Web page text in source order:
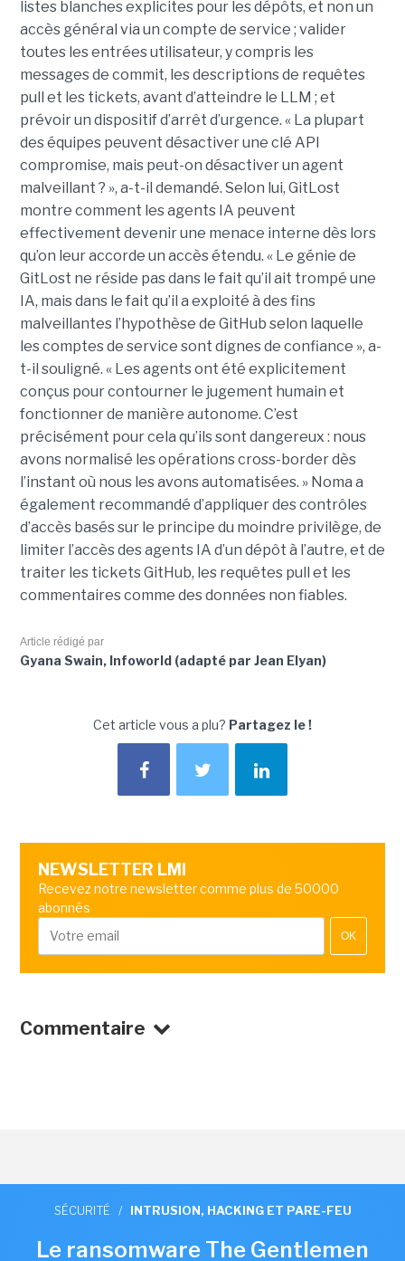
listes blanches explicites pour les dépôts, et non un
accès général via un compte de service ; valider
toutes les entrées utilisateur, y compris les
messages de commit, les descriptions de requêtes
pull et les tickets, avant d’atteindre le LLM ; et
prévoir un dispositif d’arrêt d’urgence. « La plupart
des équipes peuvent désactiver une clé API
compromise, mais peut-on désactiver un agent
malveillant ? », a-t-il demandé. Selon lui, GitLost
montre comment les agents IA peuvent
effectivement devenir une menace interne dès lors
qu’on leur accorde un accès étendu. « Le génie de
GitLost ne réside pas dans le fait qu’il ait trompé une
IA, mais dans le fait qu’il a exploité à des fins
malveillantes l’hypothèse de GitHub selon laquelle
les comptes de service sont dignes de confiance », a-
t-il souligné. « Les agents ont été explicitement
conçus pour contourner le jugement humain et
fonctionner de manière autonome. C’est
précisément pour cela qu’ils sont dangereux : nous
avons normalisé les opérations cross-border dès
l’instant où nous les avons automatisées. » Noma a
également recommandé d’appliquer des contrôles
d’accès basés sur le principe du moindre privilège, de
limiter l’accès des agents IA d’un dépôt à l’autre, et de
traiter les tickets GitHub, les requêtes pull et les
commentaires comme des données non fiables.
Article rédigé par
Gyana Swain, Infoworld (adapté par Jean Elyan)
Cet article vous a plu? Partagez le !
NEWSLETTER LMI
Recevez notre newsletter comme plus de 50000
abonnés
OK
Commentaire
SÉCURITÉ / INTRUSION, HACKING ET PARE-FEU
Le ransomware The Gentlemen